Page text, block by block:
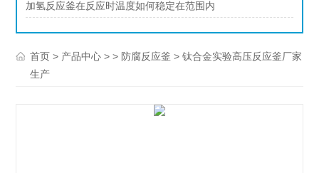
加氢反应釜在反应时温度如何稳定在范围内
首页 > 产品中心 > > 防腐反应釜 > 钛合金实验高压反应釜厂家
生产